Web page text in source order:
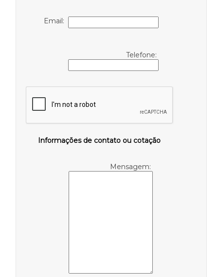
Email:
Telefone:
Informações de contato ou cotação
Mensagem: